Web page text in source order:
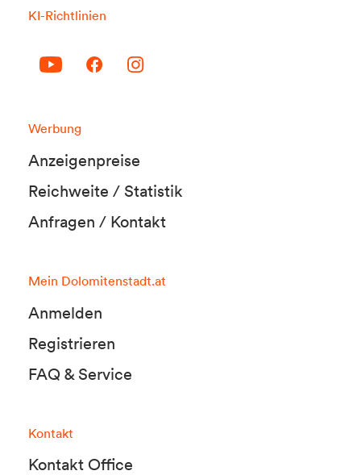
KI-Richtlinien
Werbung
Anzeigenpreise
Reichweite / Statistik
Anfragen / Kontakt
Mein Dolomitenstadt.at
Anmelden
Registrieren
FAQ & Service
Kontakt
Kontakt Office